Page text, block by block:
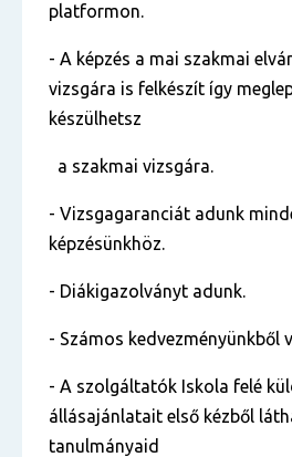
platformon.
- A képzés a mai szakmai
vizsgára is felkészít így
készülhetsz
a szakmai vizsgára.
- Vizsgagaranciát adunk
képzésünkhöz.
- Diákigazolványt adunk.
- Számos kedvezményünkből
- A szolgáltatók Iskola felé
állásajánlatait első kézből
tanulmányaid